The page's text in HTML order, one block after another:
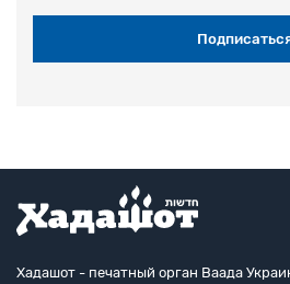
Хадашот - печатный орган Ваада